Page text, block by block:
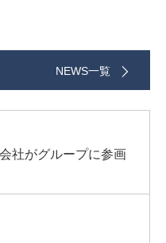
NEWS一覧
社がグループに参画